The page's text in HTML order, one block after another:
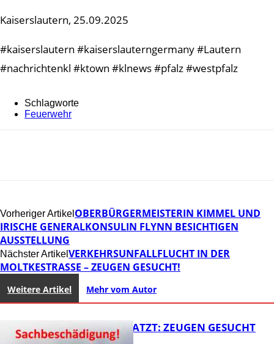
Kaiserslautern, 25.09.2025
#kaiserslautern #kaiserslauterngermany #Lautern
#nachrichtenkl #ktown #klnews #pfalz #westpfalz
Schlagworte
Feuerwehr
Vorheriger Artikel OBERBÜRGERMEISTERIN KIMMEL UND
IRISCHE GENERALKONSULIN FLYNN BESICHTIGEN
AUSSTELLUNG
Nächster Artikel VERKEHRSUNFALLFLUCHT IN DER
MOLTKESTRASSE – ZEUGEN GESUCHT!
Weitere Artikel Mehr vom Autor
AUTO ZERKRATZT: ZEUGEN GESUCHT